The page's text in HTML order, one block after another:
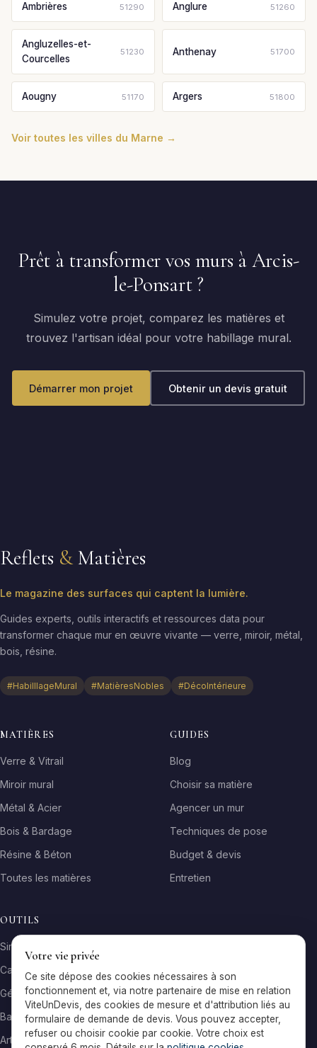
Ambrières 51290 Anglure 51260
Angluzelles-et-
Courcelles
51230 Anthenay 51700
Aougny 51170 Argers 51800
Voir toutes les villes du Marne →
Prêt à transformer vos murs à Arcis-
le-Ponsart ?
Simulez votre projet, comparez les matières et
trouvez l'artisan idéal pour votre habillage mural.
Démarrer mon projet Obtenir un devis gratuit
Reflets & Matières
Le magazine des surfaces qui captent la lumière.
Guides experts, outils interactifs et ressources data pour
transformer chaque mur en œuvre vivante — verre, miroir, métal,
bois, résine.
#HabilllageMural #MatièresNobles #DécoIntérieure
MATIÈRES
Verre & Vitrail
Miroir mural
Métal & Acier
Bois & Bardage
Résine & Béton
Toutes les matières
GUIDES
Blog
Choisir sa matière
Agencer un mur
Techniques de pose
Budget & devis
Entretien
OUTILS
Simulateur matière
Calculateur surface
Générateur galerie
Baromètre de prix
Artisans par ville
Votre vie privée
Ce site dépose des cookies nécessaires à son
fonctionnement et, via notre partenaire de mise en relation
ViteUnDevis, des cookies de mesure et d'attribution liés au
formulaire de demande de devis. Vous pouvez accepter,
refuser ou choisir cookie par cookie. Votre choix est